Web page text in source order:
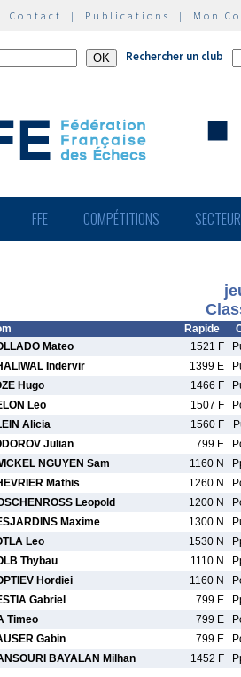
Contact | Publications | Mon
Rechercher un club
FFE COMPÉTITIONS
Rapide
Mateo 1521 F
Indervir 1399 E
Hugo 1466 F
Leo 1507 F
Alicia 1560 F
Julian 799 E
NGUYEN Sam 1160 N
Mathis 1260 N
Leopold 1200 N
Maxime 1300 N
Leo 1530 N
Thybau 1110 N
Hordiei 1160 N
Gabriel 799 E
Timeo 799 E
Gabin 799 E
BAYALAN Milhan 1452 F